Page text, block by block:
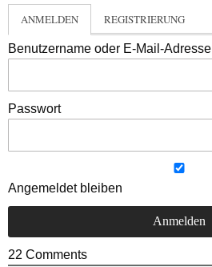
ANMELDEN REGISTRIERUNG
Benutzername oder E-Mail-Adresse
Passwort
Angemeldet bleiben
22 Comments